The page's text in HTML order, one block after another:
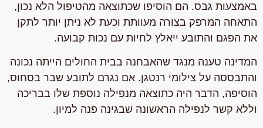
באמצעות גבס. הם הוסיפו שכתוצאה מהטיפול הלא נכון,
התאחה המרפק בצורה מעוותת וכעת לא ניתן יותר לתקן
את הפגם והתובע ייאלץ לחיות עם נכות קבועה.
המדינה טענה מנגד שהאבחנה בבית החולים הייתה נכונה
והתבססה על צילומי רנטגן. אם נגרם לתובע שבר בסחוס,
הוסיפה, הדבר היה כתוצאה מנפילה נוספת שלו בבריכה
וללא קשר לנפילה הראשונה שבגינה פנה למיון.